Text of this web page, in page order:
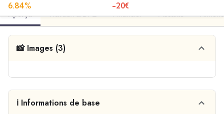
6.84% -20€
Aperçu Travaux & DPE Financier Fiscalité
📸 Images (3)
ℹ️ Informations de base